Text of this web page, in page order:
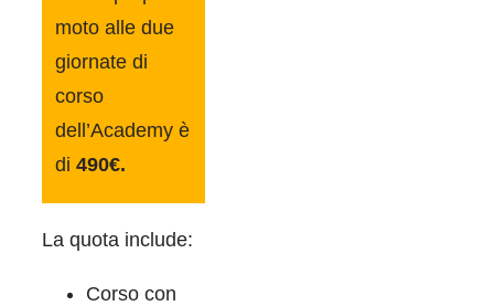
moto alle due
giornate di
corso
dell’Academy è
di 490€.
La quota include:
Corso con